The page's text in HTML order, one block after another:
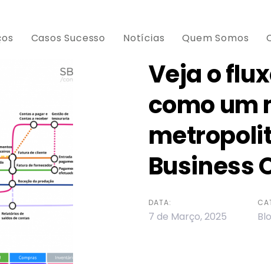
Casos Sucesso Notícias Quem Somos
Veja o
como um
Business
DATA:
7 de Março, 2025